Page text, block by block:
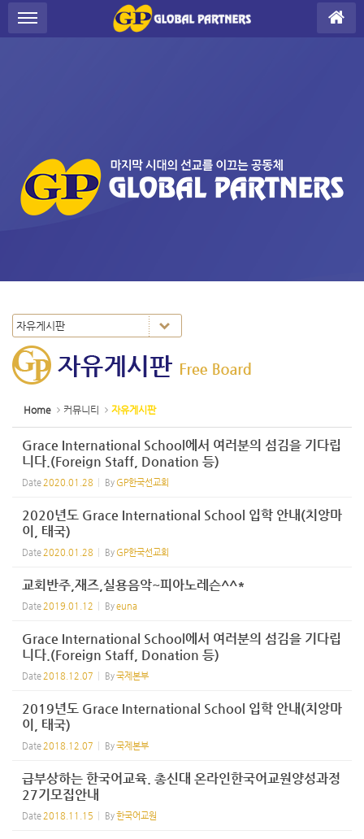
Home 커뮤니티 자유게시판
Grace International School에서 여러분의 섬김을 기다립
니다.(Foreign Staff, Donation 등)
Date 2020.01.28 ByGP한국선교회
2020년도 Grace International School 입학 안내(치앙마
이, 태국)
Date 2020.01.28 ByGP한국선교회
교회반주,재즈,실용음악~피아노레슨^^*
Date 2019.01.12 Byeuna
Grace International School에서 여러분의 섬김을 기다립
니다.(Foreign Staff, Donation 등)
Date 2018.12.07 By국제본부
2019년도 Grace International School 입학 안내(치앙마
이, 태국)
Date 2018.12.07 By국제본부
급부상하는 한국어교육. 총신대 온라인한국어교원양성과정
27기모집안내
Date 2018.11.15 By한국어교원